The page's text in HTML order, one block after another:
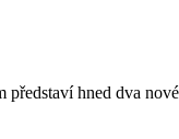
představí hned dva